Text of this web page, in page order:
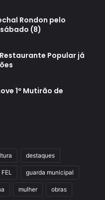
Rondon pelo
(8)
Popular já
1º Mutirão de
destaques
FEL guarda municipal
mulher obras